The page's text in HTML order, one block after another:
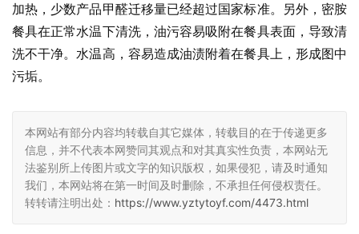
加热，少数产品甲醛迁移量已经超过国家标准。另外，密胺
餐具在正常水温下清洗，油污容易吸附在餐具表面，导致清
洗不干净。水温高，容易造成油渍附着在餐具上，形成图中
污垢。
本网站有部分内容均转载自其它媒体，转载目的在于传递更多
信息，并不代表本网赞同其观点和对其真实性负责，本网站无
法鉴别所上传图片或文字的知识版权，如果侵犯，请及时通知
我们，本网站将在第一时间及时删除，不承担任何侵权责任。
转转请注明出处： https://www.yztytoyf.com/4473.html